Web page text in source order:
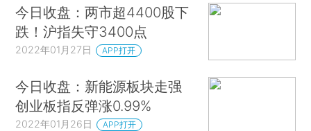
今日收盘：两市超4400股下
跌！沪指失守3400点
2022年01月27日 APP打开
今日收盘：新能源板块走强
创业板指反弹涨0.99%
2022年01月26日 APP打开